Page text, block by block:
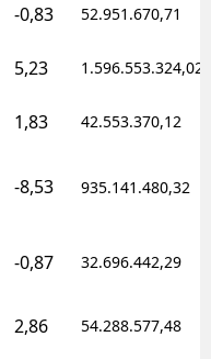
-0,83 52.951.670,71
5,23 1.596.553.324,02
1,83 42.553.370,12
-8,53 935.141.480,32
-0,87 32.696.442,29
2,86 54.288.577,48